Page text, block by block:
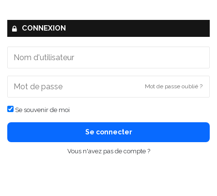
CONNEXION
Mot de passe oublié ?
Se souvenir de moi
Se connecter
Vous n'avez pas de compte ?